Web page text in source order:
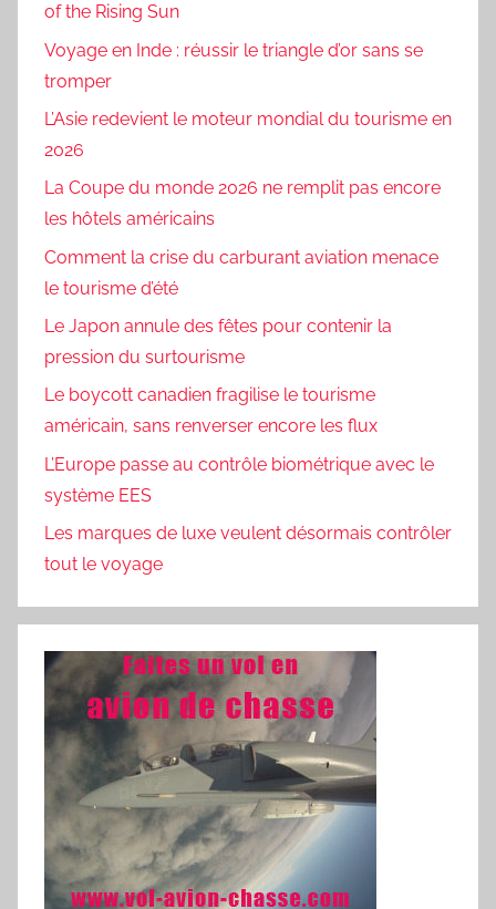
of the Rising Sun
Voyage en Inde : réussir le triangle d’or sans se
tromper
L’Asie redevient le moteur mondial du tourisme en
2026
La Coupe du monde 2026 ne remplit pas encore
les hôtels américains
Comment la crise du carburant aviation menace
le tourisme d’été
Le Japon annule des fêtes pour contenir la
pression du surtourisme
Le boycott canadien fragilise le tourisme
américain, sans renverser encore les flux
L’Europe passe au contrôle biométrique avec le
système EES
Les marques de luxe veulent désormais contrôler
tout le voyage